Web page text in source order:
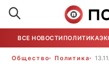
ВСЕ НОВОСТИ ПОЛИТИКА
Общество Политика